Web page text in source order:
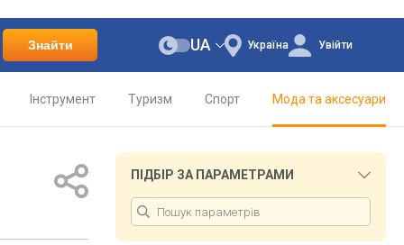
Знайти Україна
UA Увійти
Інструмент Туризм Спорт Мода та аксесуари
ПІДБІР ЗА ПАРАМЕТРАМИ